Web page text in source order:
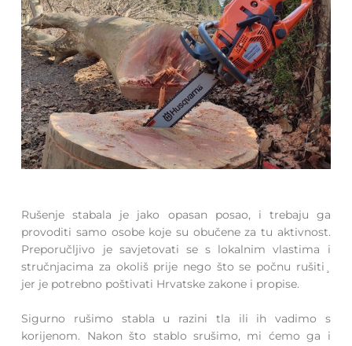
Rušenje stabala je jako opasan posao, i trebaju ga
provoditi samo osobe koje su obučene za tu aktivnost.
Preporučljivo je savjetovati se s lokalnim vlastima i
stručnjacima za okoliš prije nego što se počnu rušiti¸
jer je potrebno poštivati Hrvatske zakone i propise.
Sigurno rušimo stabla u razini tla ili ih vadimo s
korijenom. Nakon što stablo srušimo, mi ćemo ga i